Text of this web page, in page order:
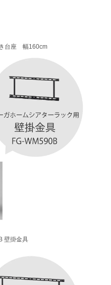
台座 幅160cm
壁掛金具